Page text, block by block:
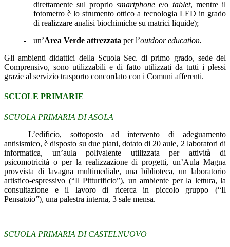
direttamente sul propriosmartphone e/o tablet, mentre il
fotometro è lo strumento ottico a tecnologia LED in grado
di realizzare analisi biochimiche su matrici liquide);
-
un’Area Verde attrezzata per l’outdoor education.
Gli ambienti didattici della Scuola Sec. di primo grado, sede del
Comprensivo, sono utilizzabili e di fatto utilizzati da tutti i plessi
grazie al servizio trasporto concordato con i Comuni afferenti.
SCUOLE PRIMARIE
SCUOLA PRIMARIA DI ASOLA
L’edificio, sottoposto ad intervento di adeguamento
antisismico, è disposto su due piani, dotato di 20 aule, 2 laboratori di
informatica, un’aula polivalente utilizzata per attività di
psicomotricità o per la realizzazione di progetti, un’Aula Magna
provvista di lavagna multimediale, una biblioteca, un laboratorio
artistico-espressivo (“Il Pitturificio”), un ambiente per la lettura, la
consultazione e il lavoro di ricerca in piccolo gruppo (“Il
Pensatoio”), una palestra interna, 3 sale mensa.
SCUOLA PRIMARIA DI CASTELNUOVO